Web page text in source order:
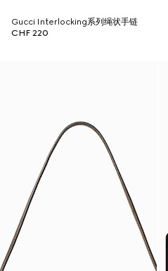
Gucci Interlocking系列绳状手链
CHF 220